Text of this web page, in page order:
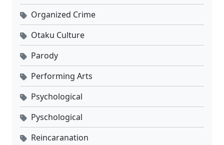
Organized Crime
Otaku Culture
Parody
Performing Arts
Psychological
Pyschological
Reincaranation